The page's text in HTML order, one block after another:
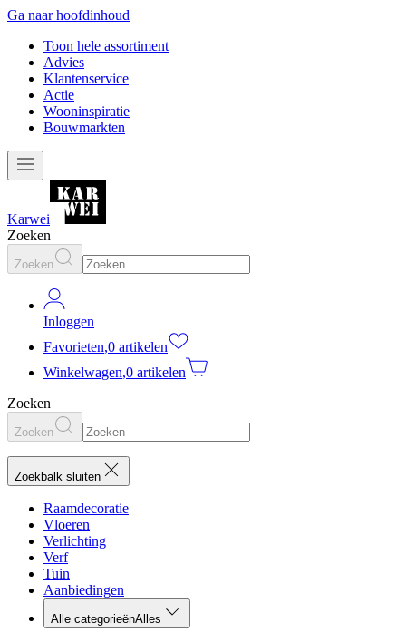
Ga naar hoofdinhoud
Toon hele assortiment
Advies
Klantenservice
Actie
Wooninspiratie
Bouwmarkten
Karwei
Zoeken
Zoeken
Inloggen
Favorieten,0 artikelen
Winkelwagen,0 artikelen
Zoeken
Zoeken
Zoekbalk sluiten
Raamdecoratie
Vloeren
Verlichting
Verf
Tuin
Aanbiedingen
Alle categorieënAlles